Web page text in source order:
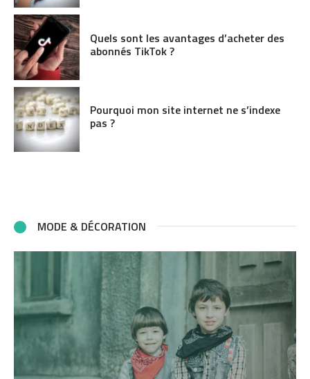
Quels sont les avantages d’acheter des
abonnés TikTok ?
Pourquoi mon site internet ne s’indexe
pas ?
MODE & DÉCORATION